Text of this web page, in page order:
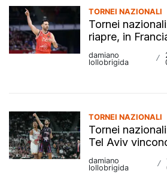
TORNEI NAZIONALI
Tornei
riapre, in
damiano
lollobrigida
/
TORNEI NAZIONALI
Tornei
Tel Aviv
damiano
lollobrigida
/